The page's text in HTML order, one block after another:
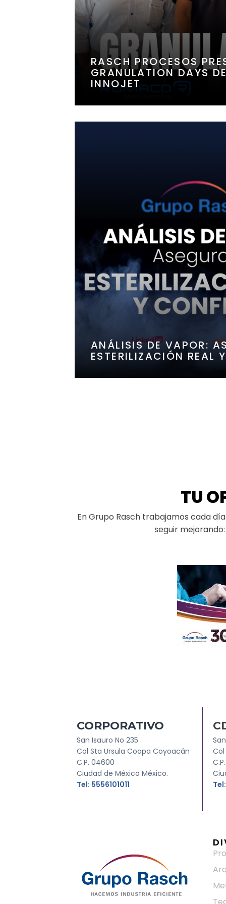
RASCH PROCESOS
GRANULATION DAYS
INNOJET
ANÁLISIS DE VAPOR:
ESTERILIZACIÓN REAL
TU
En Grupo Rasch trabajamos cada
seguir
CORPORATIVO
San Isauro No 235
Col Sta Ursula Coapa Coyoacán
C.P. 04600
Ciudad de México México.
Tel: 5556101011